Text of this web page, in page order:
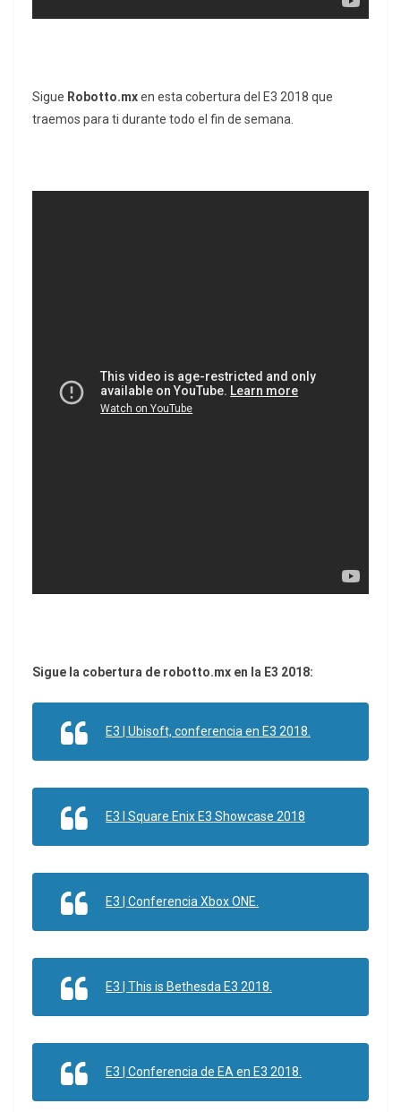
Sigue Robotto.mxen esta cobertura del E3 2018 que
traemos para ti durante todo el fin de semana.
Sigue la cobertura de robotto.mx en la E3 2018:
E3 | Ubisoft, conferencia en E3 2018.
E3 l Square Enix E3 Showcase 2018
E3 | Conferencia Xbox ONE.
E3 | This is Bethesda E3 2018.
E3 | Conferencia de EA en E3 2018.